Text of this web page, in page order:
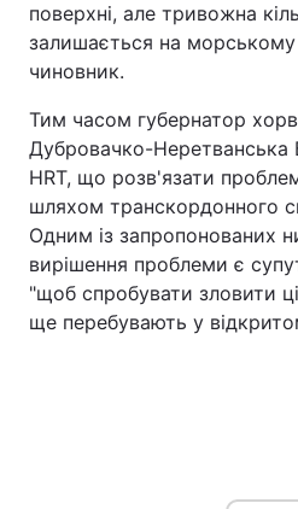
поверхні, але тривожна
залишається на морському
чиновник.
Тим часом губернатор
Дубровачко-
HRT, що розв'язати
шляхом транскордонного
Одним із запропонованих
вирішення проблеми є
"щоб спробувати зловити
ще перебувають у